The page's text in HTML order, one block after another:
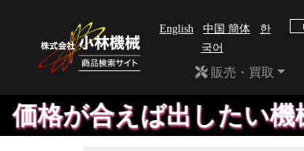
English 中国 簡体
한
국어
販売・買取
たい機械など、HPに